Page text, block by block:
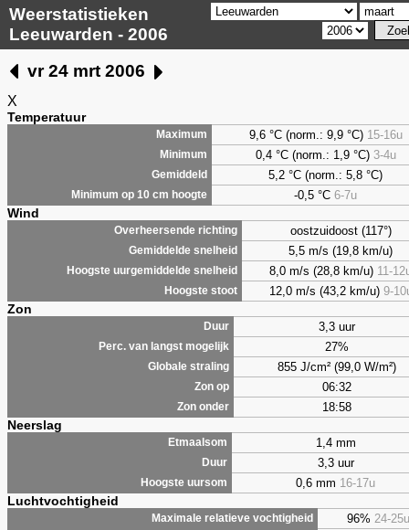
Weerstatistieken
Leeuwarden - 2006
vr 24 mrt 2006
X
Temperatuur
Maximum 9,6°C (norm.: 9,9 °C) 15-16u
Minimum 0,4°C (norm.: 1,9 °C) 3-4u
Gemiddeld 5,2 °C (norm.: 5,8 °C)
Minimum op 10 cm hoogte -0,5 °C 6-7u
Wind
Overheersende richting oostzuidoost (117°)
Gemiddelde snelheid 5,5 m/s (19,8 km/u)
Hoogste uurgemiddelde snelheid 8,0 m/s (28,8 km/u) 11-
Hoogste stoot 12,0 m/s (43,2 km/u) 9-
Zon
Duur 3,3 uur
Perc. van langst mogelijk 27%
Globale straling 855 J/cm² (99,0 W/m²)
Zon op 06:32
Zon onder 18:58
Neerslag
Etmaalsom 1,4 mm
Duur 3,3 uur
Hoogste uursom 0,6 mm 16-17u
Luchtvochtigheid
Maximale relatieve vochtigheid 96% 24-25u